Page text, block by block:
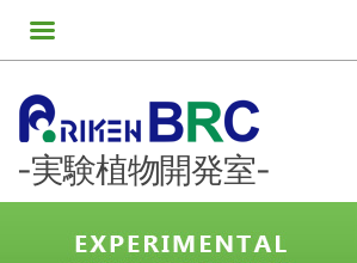
へ
ッ
プ
-実験植物開発室-